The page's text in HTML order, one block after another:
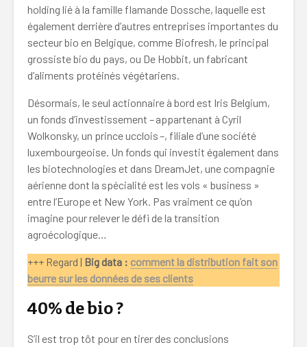
holding lié à la famille flamande Dossche, laquelle est
également derrière d’autres entreprises importantes du
secteur bio en Belgique, comme Biofresh, le principal
grossiste bio du pays, ou De Hobbit, un fabricant
d’aliments protéinés végétariens.
Désormais, le seul actionnaire à bord est Iris Belgium,
un fonds d’investissement – appartenant à Cyril
Wolkonsky, un prince ucclois –, filiale d’une société
luxembourgeoise. Un fonds qui investit également dans
les biotechnologies et dans DreamJet, une compagnie
aérienne dont la spécialité est les vols « business »
entre l’Europe et New York. Pas vraiment ce qu’on
imagine pour relever le défi de la transition
agroécologique…
+++ Regard | Big data : comment la distribution fait son
beurre sur les données de ses clients
40% de bio ?
S’il est trop tôt pour en tirer des conclusions